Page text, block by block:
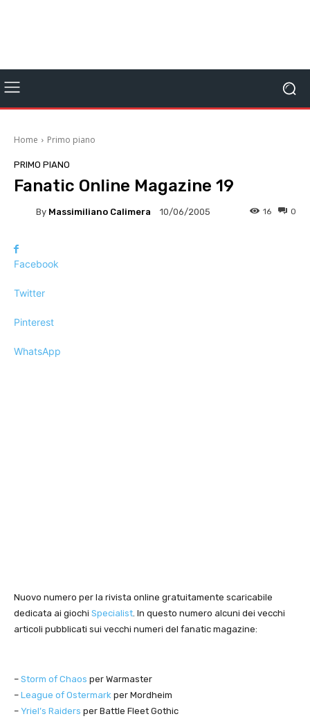
Home Primo piano
PRIMO PIANO
Fanatic Online Magazine 19
By Massimiliano Calimera 10/06/2005 0
16
Facebook
Twitter
Pinterest
WhatsApp
Nuovo numero per la rivista online gratuitamente scaricabile
dedicata ai giochi Specialist. In questo numero alcuni dei vecchi
articoli pubblicati sui vecchi numeri del fanatic magazine:
– Storm of Chaos per Warmaster
– League of Ostermark per Mordheim
– Yriel’s Raiders per Battle Fleet Gothic